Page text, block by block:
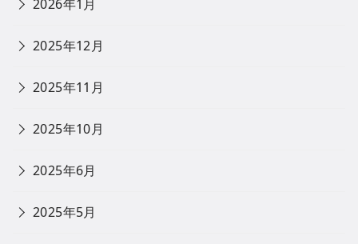
2026年1月
2025年12月
2025年11月
2025年10月
2025年6月
2025年5月